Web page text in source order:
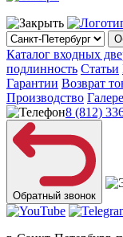
Каталог входных
подлинность Статьи
Гарантии Возврат
Производство
8 (812)
Обратный звонок